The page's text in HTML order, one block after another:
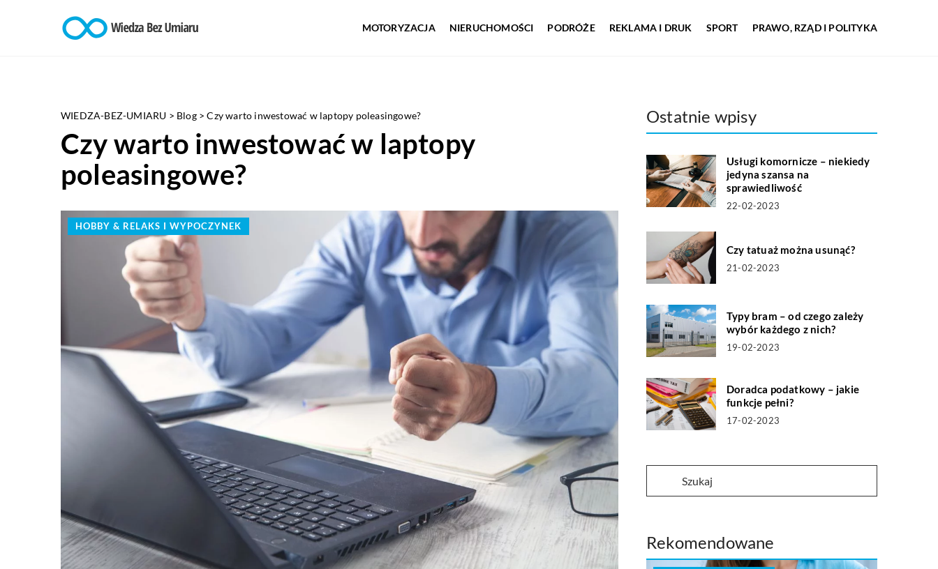
MOTORYZACJA NIERUCHOMOŚCI PODRÓŻE REKLAMA I DRUK SPORT PRAWO, RZĄD I POLITYKA
WIEDZA-BEZ-UMIARU > Blog>Czy warto inwestować w laptopy poleasingowe?
Czy warto inwestować w laptopy
poleasingowe?
HOBBY & RELAKS I WYPOCZYNEK
Ostatnie wpisy
Usługi komornicze – niekiedy
jedyna szansa na
sprawiedliwość
22-02-2023
Czy tatuaż można usunąć?
21-02-2023
Typy bram – od czego zależy
wybór każdego z nich?
19-02-2023
Doradca podatkowy – jakie
funkcje pełni?
17-02-2023
Rekomendowane